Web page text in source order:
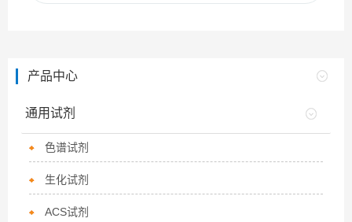
产品中心
通用试剂
色谱试剂
生化试剂
ACS试剂